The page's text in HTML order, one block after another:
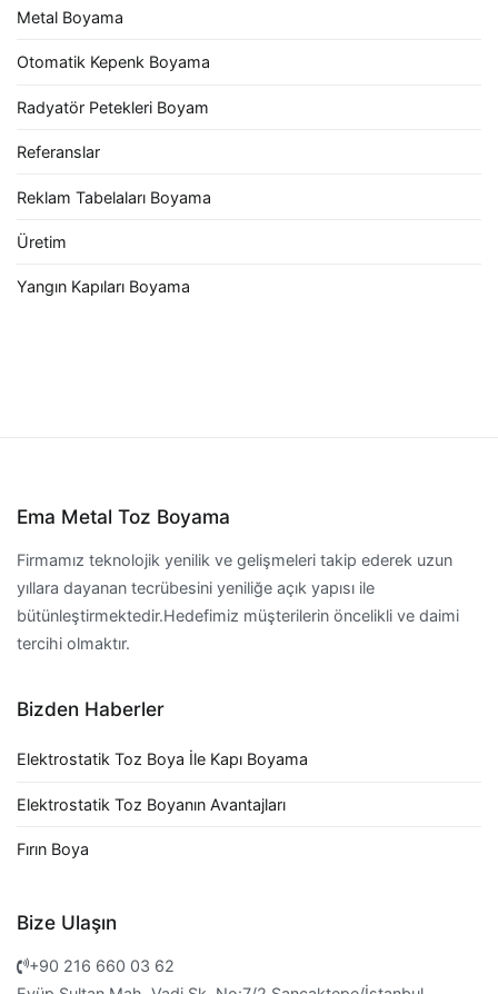
Metal Boyama
Otomatik Kepenk Boyama
Radyatör Petekleri Boyam
Referanslar
Reklam Tabelaları Boyama
Üretim
Yangın Kapıları Boyama
Ema Metal Toz Boyama
Firmamız teknolojik yenilik ve gelişmeleri takip ederek uzun
yıllara dayanan tecrübesini yeniliğe açık yapısı ile
bütünleştirmektedir.Hedefimiz müşterilerin öncelikli ve daimi
tercihi olmaktır.
Bizden Haberler
Elektrostatik Toz Boya İle Kapı Boyama
Elektrostatik Toz Boyanın Avantajları
Fırın Boya
Bize Ulaşın
+90 216 660 03 62